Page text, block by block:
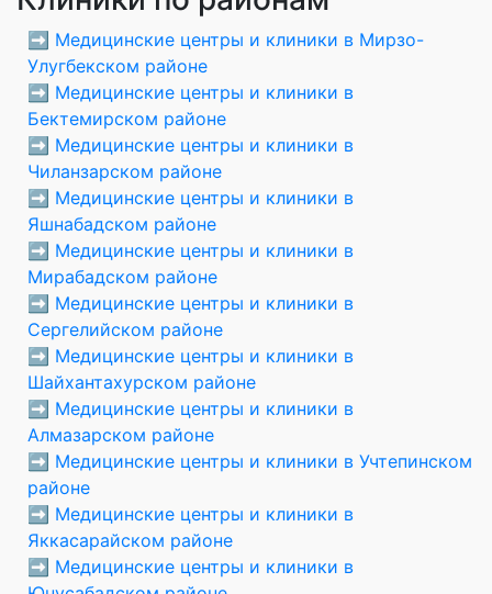
➡️ Медицинские центры и клиники в Мирзо-
Улугбекском районе
➡️ Медицинские центры и клиники в
Бектемирском районе
➡️ Медицинские центры и клиники в
Чиланзарском районе
➡️ Медицинские центры и клиники в
Яшнабадском районе
➡️ Медицинские центры и клиники в
Мирабадском районе
➡️ Медицинские центры и клиники в
Сергелийском районе
➡️ Медицинские центры и клиники в
Шайхантахурском районе
➡️ Медицинские центры и клиники в
Алмазарском районе
➡️ Медицинские центры и клиники в Учтепинском
районе
➡️ Медицинские центры и клиники в
Яккасарайском районе
➡️ Медицинские центры и клиники в